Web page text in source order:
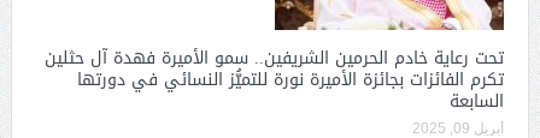
تحت رعاية خادم الحرمين الشريفين.. سمو الأميرة فهدة آل حثلين
تكرم الفائزات بجائزة الأميرة نورة للتميُّز النسائي في دورتها
السابعة
أبريل 09, 2025